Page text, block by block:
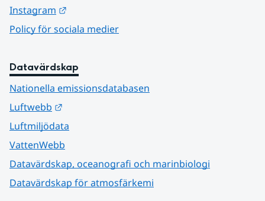
Instagram
Policy för sociala medier
Datavärdskap
Nationella emissionsdatabasen
Luftwebb
Luftmiljödata
VattenWebb
Datavärdskap, oceanografi och marinbiologi
Datavärdskap för atmosfärkemi